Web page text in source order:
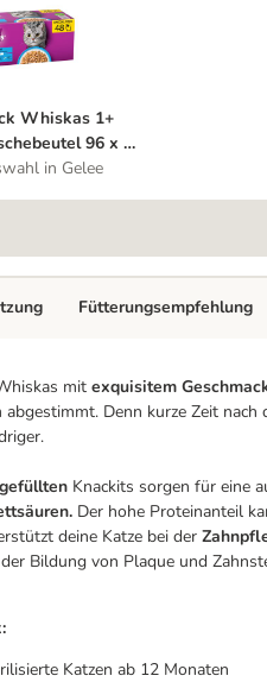
Whiskas 1+ Adult Frischebeutel
Whiskas 1+
96 x 85
in Gelee
mit exquisitem
Denn kurze Zeit
Knackits sorgen für eine
Der hohe Proteinanteil
deine Katze bei der
Bildung von Plaque und
Katzen ab 12 Monaten
Fütterungsempfehlung